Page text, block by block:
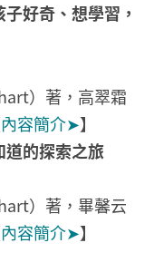
好奇、想學習，
）著，高翠霜
內容簡介➤】
道的探索之旅
）著，畢馨云
內容簡介➤】